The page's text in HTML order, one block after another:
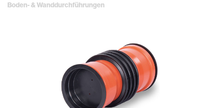
Boden- & Wanddurchführungen